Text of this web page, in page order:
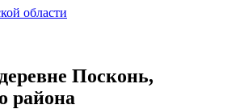
области
Посконь,
района